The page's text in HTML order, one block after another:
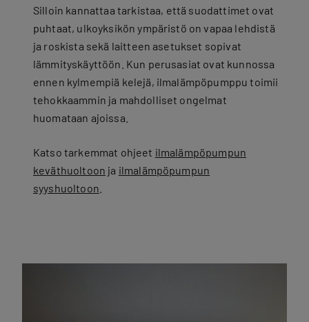
Silloin kannattaa tarkistaa, että suodattimet ovat
puhtaat, ulkoyksikön ympäristö on vapaa lehdistä
ja roskista sekä laitteen asetukset sopivat
lämmityskäyttöön. Kun perusasiat ovat kunnossa
ennen kylmempiä kelejä, ilmalämpöpumppu toimii
tehokkaammin ja mahdolliset ongelmat
huomataan ajoissa.
Katso tarkemmat ohjeet ilmalämpöpumpun
keväthuoltoon ja ilmalämpöpumpun
syyshuoltoon